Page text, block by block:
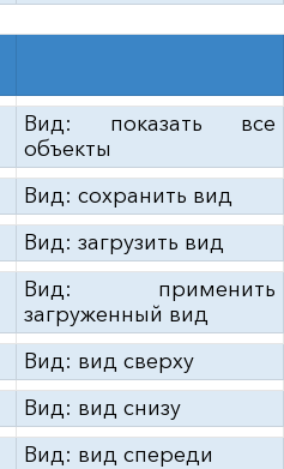
Вид: показать все
объекты
Вид: сохранить вид
Вид: загрузить вид
Вид: применить
загруженный вид
Вид: вид сверху
Вид: вид снизу
Вид: вид спереди